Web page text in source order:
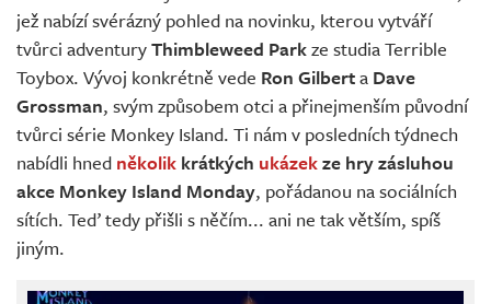
jež nabízí svérázný pohled na novinku, kterou vytváří
tvůrci adventuryThimbleweed Parkze studia Terrible
Toybox. Vývoj konkrétně vede Ron Gilberta Dave
Grossman, svým způsobem otci a přinejmenším původní
tvůrci série Monkey Island. Ti nám v posledních týdnech
nabídli hned několik krátkých ukázekze hry zásluhou
akce Monkey Island Monday, pořádanou na sociálních
sítích. Teď tedy přišli s něčím... ani ne tak větším, spíš
jiným.